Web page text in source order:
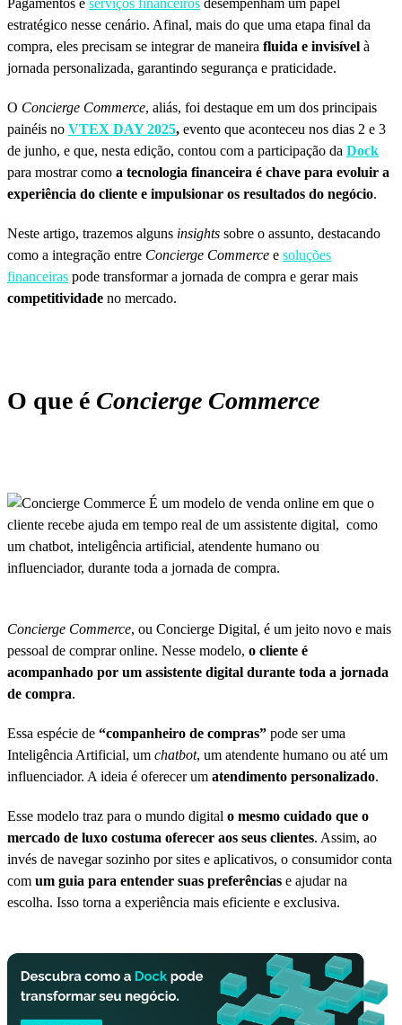
estratégico nesse cenário. Afinal, mais do que uma etapa final da
compra, eles precisam se integrar de maneira fluida e invisível à
jornada personalizada, garantindo segurança e praticidade.
O Concierge Commerce, aliás, foi destaque em um dos principais
painéis no VTEX DAY 2025, evento que aconteceu nos dias 2 e 3
de junho, e que, nesta edição, contou com a participação da Dock
para mostrar como a tecnologia financeira é chave para evoluir a
experiência do cliente e impulsionar os resultados do negócio.
Neste artigo, trazemos alguns insights sobre o assunto, destacando
como a integração entre Concierge Commerce e soluções
financeiras pode transformar a jornada de compra e gerar mais
competitividade no mercado.
O que é Concierge Commerce
Concierge Commerce, ou Concierge Digital, é um jeito novo e mais
pessoal de comprar online. Nesse modelo, o cliente é
acompanhado por um assistente digital durante toda a jornada
de compra.
Essa espécie de “companheiro de compras” pode ser uma
Inteligência Artificial, um chatbot, um atendente humano ou até um
influenciador. A ideia é oferecer um atendimento personalizado.
Esse modelo traz para o mundo digital o mesmo cuidado que o
mercado de luxo costuma oferecer aos seus clientes. Assim, ao
invés de navegar sozinho por sites e aplicativos, o consumidor conta
com um guia para entender suas preferências e ajudar na
escolha. Isso torna a experiência mais eficiente e exclusiva.